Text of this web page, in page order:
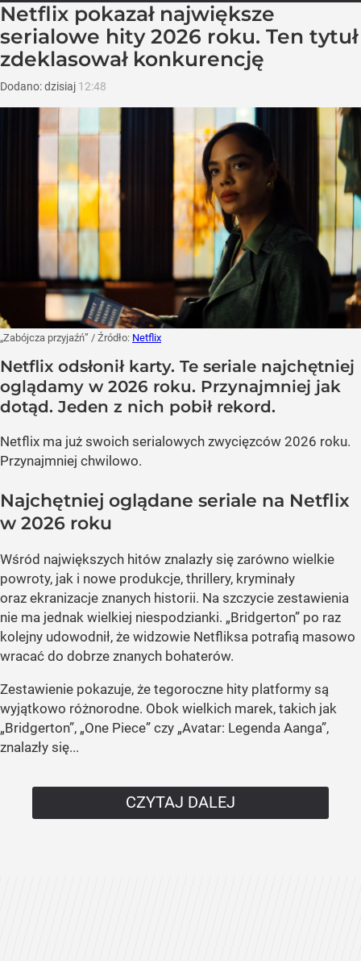
Netflix pokazał największe
serialowe hity 2026 roku. Ten tytuł
zdeklasował konkurencję
Dodano:dzisiaj 12:48
„Zabójcza przyjaźń” / Źródło: Netflix
Netflix odsłonił karty. Te seriale najchętniej
oglądamy w 2026 roku. Przynajmniej jak
dotąd. Jeden z nich pobił rekord.
Netflix ma już swoich serialowych zwycięzców 2026 roku.
Przynajmniej chwilowo.
Najchętniej oglądane seriale na Netflix
w 2026 roku
Wśród największych hitów znalazły się zarówno wielkie
powroty, jak i nowe produkcje, thrillery, kryminały
oraz ekranizacje znanych historii. Na szczycie zestawienia
nie ma jednak wielkiej niespodzianki. „Bridgerton” po raz
kolejny udowodnił, że widzowie Netfliksa potrafią masowo
wracać do dobrze znanych bohaterów.
Zestawienie pokazuje, że tegoroczne hity platformy są
wyjątkowo różnorodne. Obok wielkich marek, takich jak
„Bridgerton”, „One Piece” czy „Avatar: Legenda Aanga”,
znalazły się...
CZYTAJ DALEJ